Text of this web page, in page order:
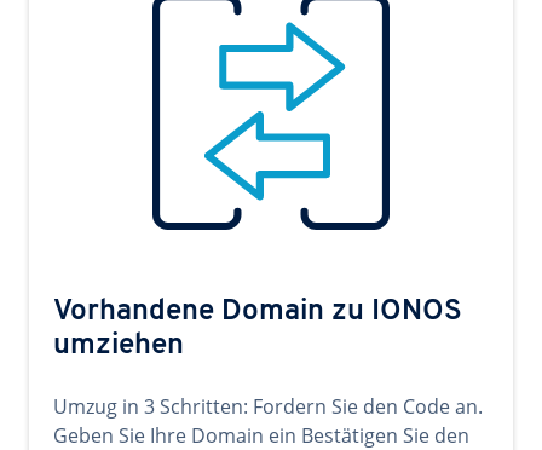
Vorhandene Domain zu IONOS
umziehen
Umzug in 3 Schritten: Fordern Sie den Code an.
Geben Sie Ihre Domain ein Bestätigen Sie den